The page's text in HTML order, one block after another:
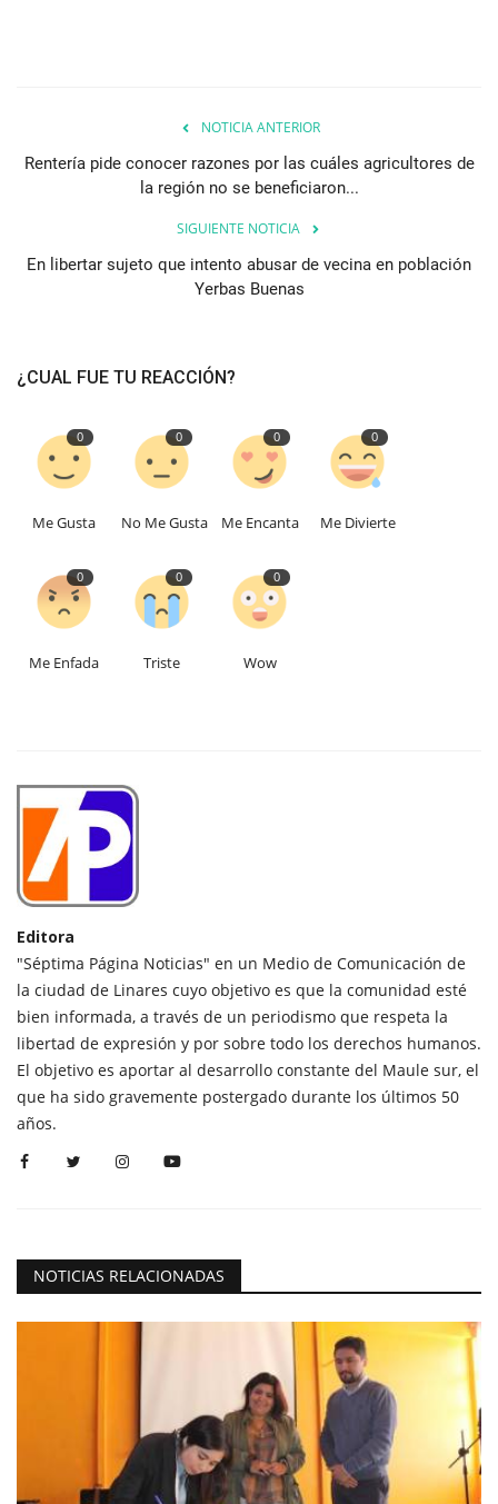
NOTICIA ANTERIOR
Rentería pide conocer razones por las cuáles agricultores de
la región no se beneficiaron...
SIGUIENTE NOTICIA
En libertar sujeto que intento abusar de vecina en población
Yerbas Buenas
¿CUAL FUE TU REACCIÓN?
0
Me Gusta
0
No Me Gusta
0
Me Encanta
0
Me Divierte
0
Me Enfada
0
Triste
0
Wow
Editora
"Séptima Página Noticias" en un Medio de Comunicación de
la ciudad de Linares cuyo objetivo es que la comunidad esté
bien informada, a través de un periodismo que respeta la
libertad de expresión y por sobre todo los derechos humanos.
El objetivo es aportar al desarrollo constante del Maule sur, el
que ha sido gravemente postergado durante los últimos 50
años.
NOTICIAS RELACIONADAS